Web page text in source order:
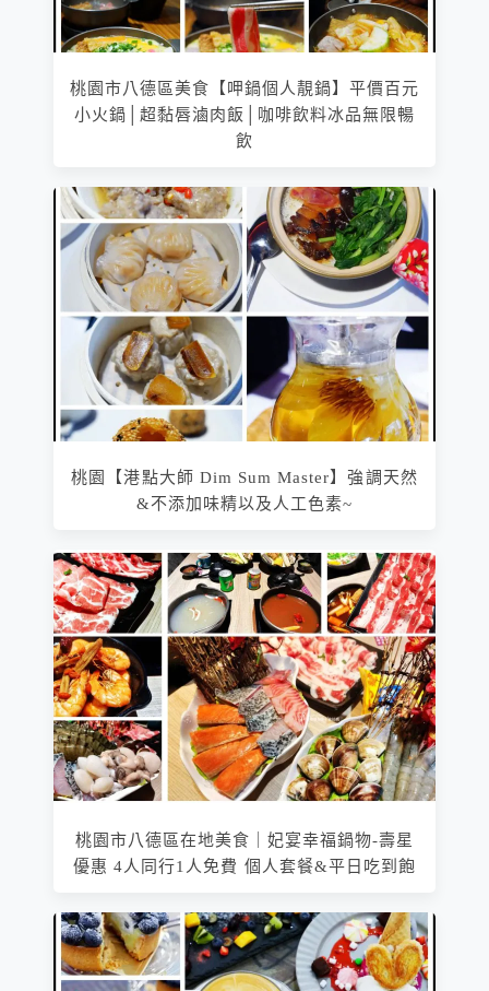
桃園市八德區美食【呷鍋個人靚鍋】平價百元
小火鍋│超黏唇滷肉飯│咖啡飲料冰品無限暢
飲
桃園【港點大師 Dim Sum Master】強調天然
&不添加味精以及人工色素~
桃園市八德區在地美食｜妃宴幸福鍋物-壽星
優惠 4人同行1人免費 個人套餐&平日吃到飽